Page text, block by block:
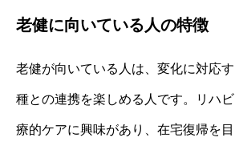
老健に向いている人の特徴
老健が向いている人は、変化に対応
種との連携を楽しめる人です。リハ
療的ケアに興味があり、在宅復帰を